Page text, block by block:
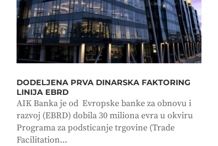
DODELJENA PRVA DINARSKA FAKTORING
LINIJA EBRD
AIK Banka je od Evropske banke za obnovu i
razvoj (EBRD) dobila 30 miliona evra u okviru
Programa za podsticanje trgovine (Trade
Facilitation...